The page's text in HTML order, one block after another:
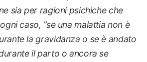
sia per ragioni psichiche che
caso, ”se una malattia non è
la gravidanza o se è andato
il parto o ancora se